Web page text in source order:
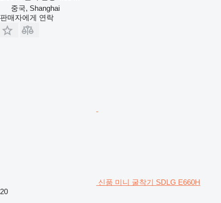
중국, Shanghai
판매자에게 연락
신품 미니 굴착기 SDLG E660H
20